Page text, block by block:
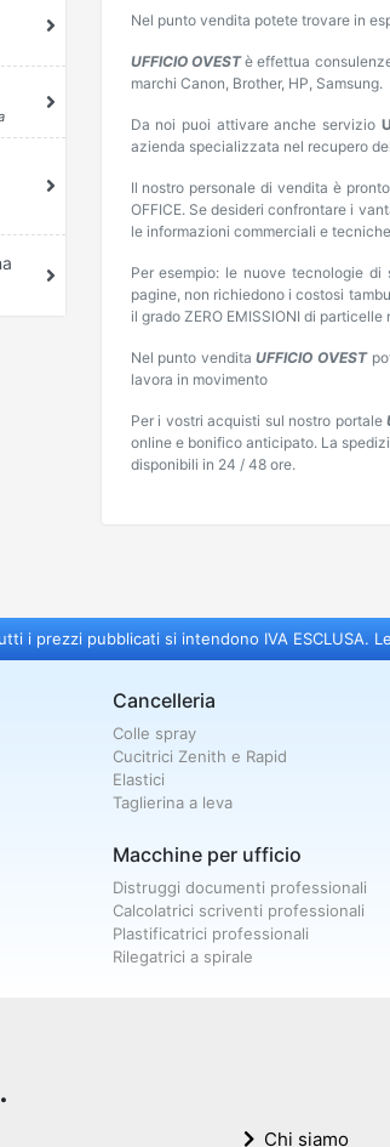
Nel punto vendita potete trovare in
UFFICIO OVESTè effettua
marchi Canon, Brother, HP, Samsung.
Da noi puoi attivare anche servizio
azienda specializzata nel recupero
Il nostro personale di vendita è
OFFICE. Se desideri confrontare i
le informazioni commerciali e
Per esempio: le nuove tecnologie
pagine, non richiedono i costosi
il grado ZERO EMISSIONI di
Nel punto venditaUFFICIO OVEST
lavora in movimento
Per i vostri acquisti sul nostro portale
online e bonifico anticipato. La
disponibili in 24 / 48 ore.
i prezzi pubblicati si intendono IVA ESCLUSA.
Cancelleria
Colle spray
Cucitrici Zenith e Rapid
Elastici
Taglierina a leva
Macchine per ufficio
Distruggi documenti professionali
Calcolatrici scriventi professionali
Plastificatrici professionali
Rilegatrici a spirale
Chi siamo